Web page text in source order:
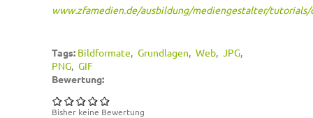
www.zfamedien.de/ausbildung/mediengestalter/
Tags: Bildformate Grundlagen Web JPG
PNG GIF
Bewertung:
Bisher keine Bewertung